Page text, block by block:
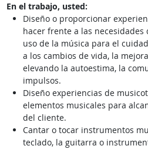
En el trabajo, usted:
Diseño o proporcionar
hacer frente a las necesidades
uso de la música para el
a los cambios de vida, la
elevando la autoestima, la
impulsos.
Diseño experiencias de
elementos musicales para
del cliente.
Cantar o tocar instrumentos
teclado, la guitarra o